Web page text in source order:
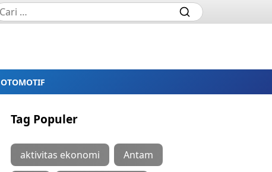
OTOMOTIF
Tag Populer
aktivitas ekonomi Antam